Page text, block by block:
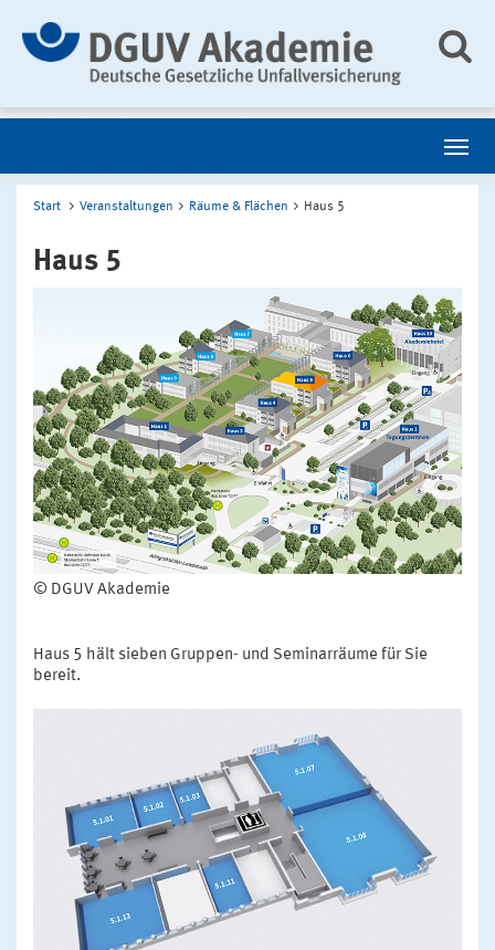
Start Veranstaltungen Räume & Flächen Haus 5
Haus 5
© DGUV Akademie
Haus 5 hält sieben Gruppen- und Seminarräume für Sie
bereit.